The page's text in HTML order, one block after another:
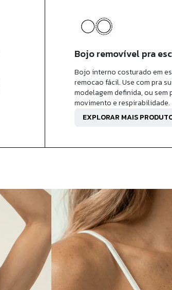
Bojo removível pra
Bojo interno costurado em
remocao fácil. Use com pra
modelagem definida, ou sem
movimento e respirabilidade.
EXPLORAR MAIS